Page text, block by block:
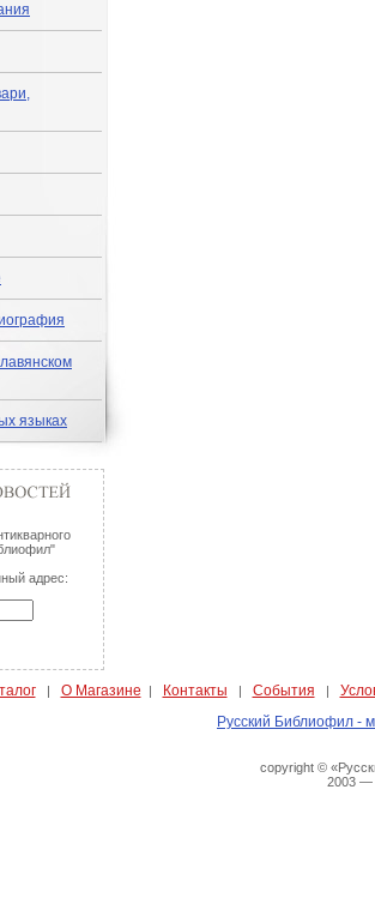
языках
адрес:
| О Магазине | Контакты | События |
Русский Библиофил -
copyright ©
2003 —